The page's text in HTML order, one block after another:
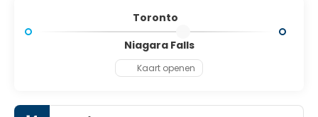
Toronto
Niagara Falls
Kaart openen